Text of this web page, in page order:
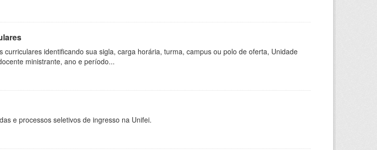
curriculares identificando sua sigla, carga horária, turma, campus ou polo de oferta, Unidade
ministrante, ano e período...
e processos seletivos de ingresso na Unifei.